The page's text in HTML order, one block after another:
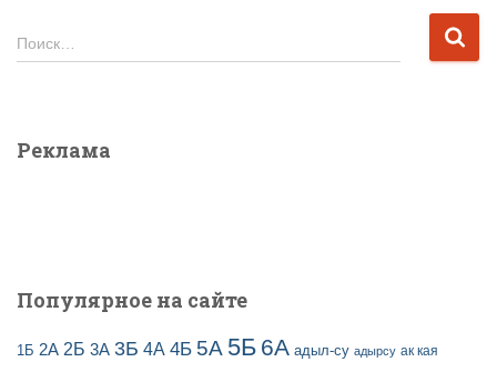
в
п
Н
а
:
Поиск…
Реклама
Популярное на сайте
1Б 2А 2Б 3А 3Б 4А 4Б 5А 5Б 6А адыл-су адырсу ак кая